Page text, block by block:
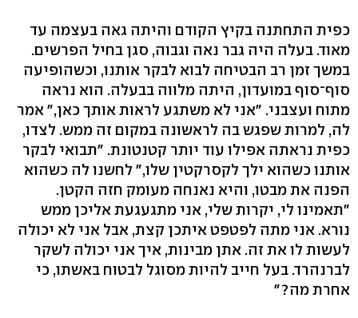
כפית התחתנה בקיץ הקודם והיתה גאה בעצמה עד
מאוד. בעלה היה גבר נאה וגבוה, סגן בחיל הפרשים.
במשך זמן רב הבטיחה לבוא לבקר אותנו, וכשהופיעה
סוף־סוף במועדון, היתה מלווה בבעלה. הוא נראה
מתוח ועצבני. "אני לא משתגע לראות אותך כאן," אמר
לה, למרות שפגש בה לראשונה במקום זה ממש. לצדו,
כפית נראתה אפילו עוד יותר קטנטונת. "תבואי לבקר
אותנו כשהוא ילך לקסרקטין שלו," לחשנו לה כשהוא
הפנה את מבטו, והיא נאנחה מעומק חזה הקטן.
"תאמינו לי, יקרות שלי, אני מתגעגעת אליכן ממש
נורא. אני מתה לפטפט איתכן קצת, אבל אני לא יכולה
לעשות לו את זה. אתן מבינות, איך אני יכולה לשקר
לברנהרד. בעל חייב להיות מסוגל לבטוח באשתו, כי
אחרת מה?"